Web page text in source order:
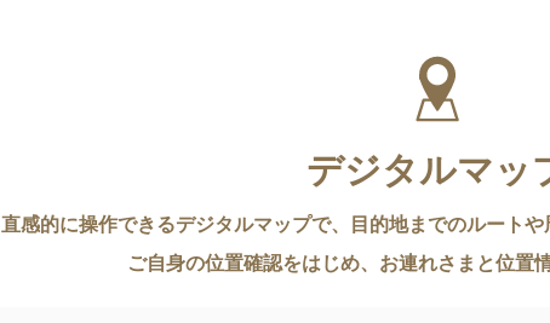
デジタルマッ
直感的に操作できるデジタルマップで、目的地までのルートや
ご自身の位置確認をはじめ、お連れさまと位置